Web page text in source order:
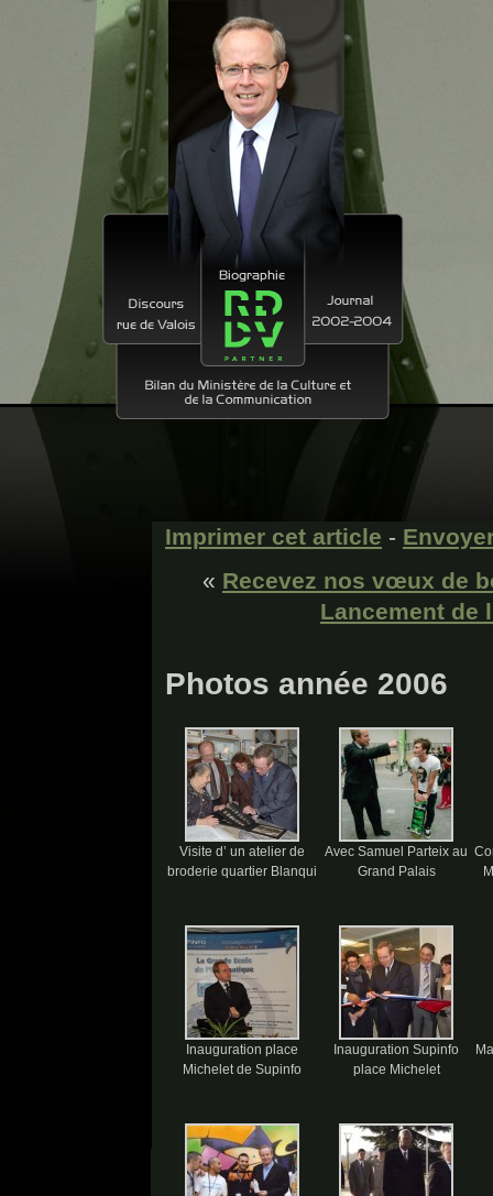
Imprimer cet article -
« Recevez nos vœux de
Lancement de
Photos année 2006
Visite d’ un atelier de
broderie quartier Blanqui
Avec Samuel Parteix au
Grand Palais
Inauguration place
Michelet de Supinfo
Inauguration Supinfo
place Michelet